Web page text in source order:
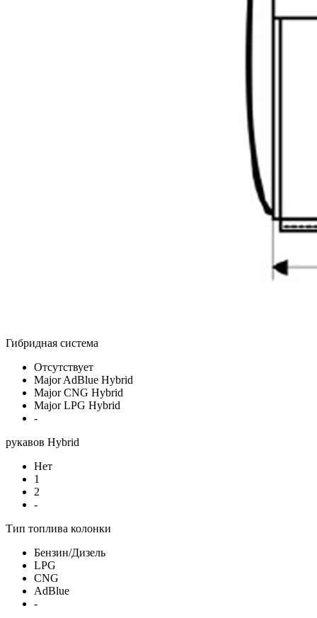
Гибридная система
Отсутствует
Major AdBlue Hybrid
Major CNG Hybrid
Major LPG Hybrid
-
рукавов Hybrid
Нет
1
2
-
Тип топлива колонки
Бензин/Дизель
LPG
CNG
AdBlue
-